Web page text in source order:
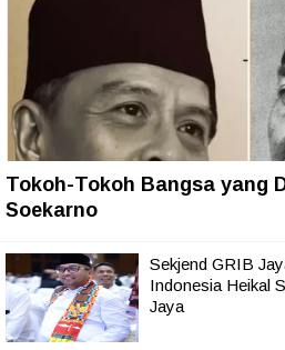
Tokoh-Tokoh Bangsa yang
Soekarno
Sekjend GRIB
Indonesia Heikal
Jaya